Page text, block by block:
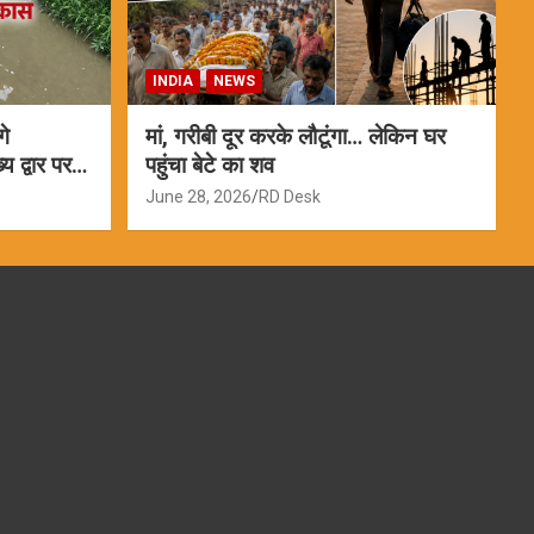
पर
INDIA NEWS
मां, गरीबी दूर करके लौटूंगा… लेकिन घर
पहुंचा बेटे का शव
June 28, 2026 RD Desk